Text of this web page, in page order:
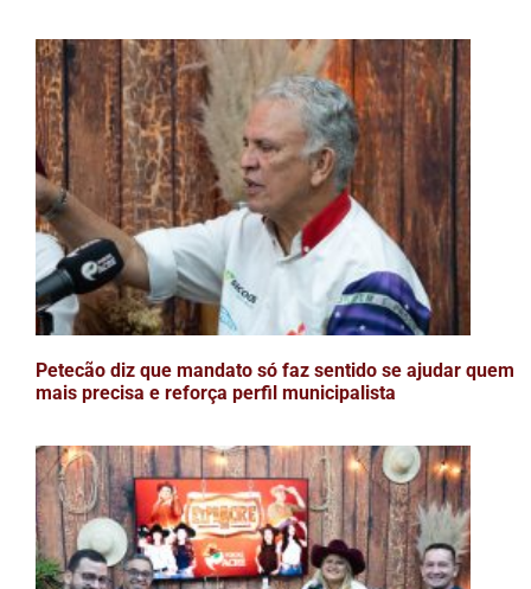
Petecão diz que mandato só faz sentido se ajudar quem
mais precisa e reforça perfil municipalista